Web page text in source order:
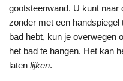
gootsteenwand. U kunt
zonder met een handspiegel
bad hebt, kun je overwegen
het bad te hangen. Het kan
laten lijken.